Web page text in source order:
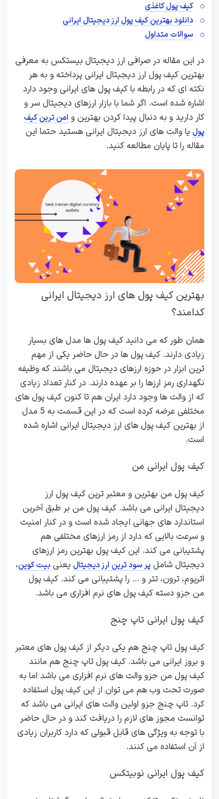
کیف پول کاغذی
دانلود بهترین کیف پول ارز دیجیتال ایرانی
سوالات متداول
در این مقاله در صرافی ارز دیجیتال بیستکس به معرفی
بهترین کیف پول ارز دیجیتال ایرانی پرداخته و به هر
نکته ای که در رابطه با کیف پول های ایرانی وجود دارد
اشاره شده است. اگر شما با بازار ارزهای دیجیتال سر و
کار دارید و به دنبال پیدا کردن بهترین و امن ترین کیف
پول یا والت های ارز دیجیتال ایرانی هستید حتما این
مقاله را تا پایان مطالعه کنید.
بهترین کیف پول های ارز دیجیتال ایرانی
کدامند؟
همان طور که می دانید کیف پول ها مدل های بسیار
زیادی دارند. کیف پول ها در حال حاضر یکی از مهم
ترین ابزار در حوزه ارزهای دیجیتال می باشند که وظیفه
نگهداری رمز ارزها را بر عهده دارند. در کنار تعداد زیادی
که از والت ها وجود دارد ایران هم تا کنون کیف پول های
مختلفی عرضه کرده است که در این قسمت به 5 مدل
از بهترین کیف پول های ارز دیجیتال ایرانی اشاره شده
است.
کیف پول ایرانی من
کیف پول من بهترین و معتبر ترین کیف پول ارز
دیجیتال ایرانی می باشد. کیف پول من بر طبق آخرین
استاندارد های جهانی ایجاد شده است و در کنار امنیت
و سرعت بالایی که دارد از رمز ارزهای مختلفی هم
پشتیبانی می کند. این کیف پول بهترین رمز ارزهای
دیجیتال شامل پر سود ترین ارز دیجیتال یعنی بیت کوین،
اتریوم، ترون، تتر و … را پشتیبانی می کند. کیف پول
من جزو دسته کیف پول های نرم افزاری می باشد.
کیف پول ایرانی تاپ چنج
کیف پول تاپ چنج هم یکی دیگر از کیف پول های معتبر
و بروز ایرانی می باشد. کیف پول تاپ چنج هم مانند
کیف پول من جزو والت های نرم افزاری می باشد اما به
صورت تحت وب هم می توان از این کیف پول استفاده
کرد. تاپ چنج جزو اولین والت های ایرانی می باشد که
توانست مجوز های لازم را دریافت کند و در حال حاضر
با توجه به ویژگی های قابل قبولی که دارد کاربران زیادی
از آن استفاده می کنند.
کیف پول ایرانی نوبیتکس